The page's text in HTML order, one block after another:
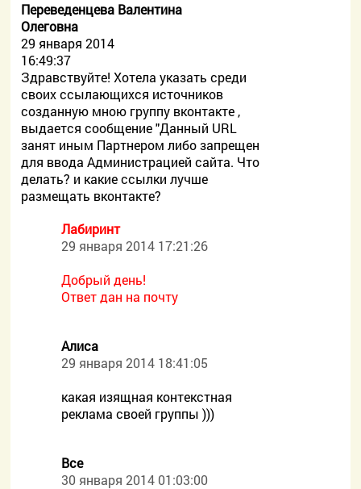
Переведенцева Валентина
Олеговна
29 января 2014
16:49:37
Здравствуйте! Хотела указать среди
своих ссылающихся источников
созданную мною группу вконтакте ,
выдается сообщение "Данный URL
занят иным Партнером либо запрещен
для ввода Администрацией сайта. Что
делать? и какие ссылки лучше
размещать вконтакте?
Лабиринт
29 января 2014 17:21:26
Добрый день!
Ответ дан на почту
Алиса
29 января 2014 18:41:05
какая изящная контекстная
реклама своей группы )))
Все
30 января 2014 01:03:00